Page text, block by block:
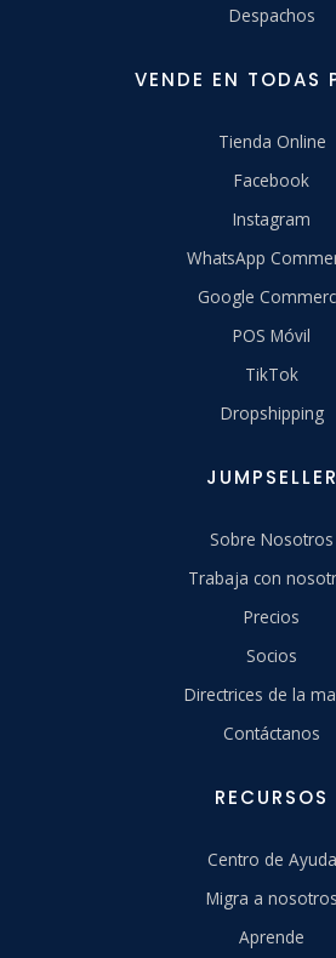
Despachos
VENDE EN TODAS
Tienda Online
Facebook
Instagram
WhatsApp
Google
POS Móvil
TikTok
Dropshipping
JUMPSELLER
Sobre Nosotros
Trabaja con
Precios
Socios
Directrices de la
Contáctanos
RECURSOS
Centro de Ayuda
Migra a nosotros
Aprende